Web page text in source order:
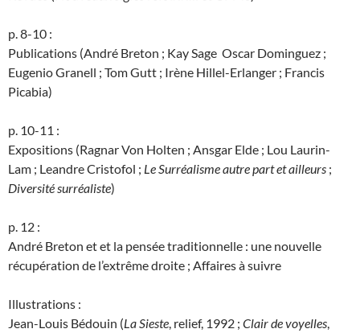
p. 8-10 :
Publications (André Breton ; Kay Sage Oscar Dominguez ;
Eugenio Granell ; Tom Gutt ; Irène Hillel-Erlanger ; Francis
Picabia)
p. 10-11 :
Expositions (Ragnar Von Holten ; Ansgar Elde ; Lou Laurin-
Lam ; Leandre Cristofol ; Le Surréalisme autre part et ailleurs ;
Diversité surréaliste)
p. 12 :
André Breton et et la pensée traditionnelle : une nouvelle
récupération de l’extrême droite ; Affaires à suivre
Illustrations :
Jean-Louis Bédouin (La Sieste, relief, 1992 ; Clair de voyelles,